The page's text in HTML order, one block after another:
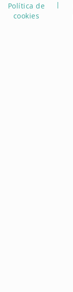
Política de
cookies